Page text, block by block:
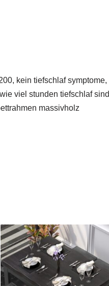
kein tiefschlaf symptome,
viel stunden tiefschlaf sind
massivholz